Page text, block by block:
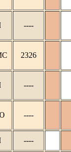
----
2326
----
----
----